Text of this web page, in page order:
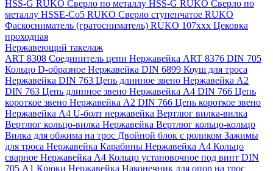
HSS-G RUKO Сверло по металлу HSS-G RUKO Сверло по
металлу HSSE-Co5 RUKO Сверло ступенчатое RUKO
Фаскосниматель (гратосниматель) RUKO 107xxx Цековка
проходная
Нержавеющий такелаж
ART 8308 Соединитель цепи Нержавейка ART 8376 DIN 705
Кольцо D-образное Нержавейка DIN 6899 Коуш для троса
Нержавейка DIN 763 Цепь длинное звено Нержавейка A2
DIN 763 Цепь длинное звено Нержавейка A4 DIN 766 Цепь
короткое звено Нержавейка A2 DIN 766 Цепь короткое звено
Нержавейка А4 U-болт нержавейка Вертлюг вилка-вилка
Вертлюг кольцо-вилка Нержавейка Вертлюг кольцо-кольцо
Вилка для обжима на трос Двойной блок с роликом Зажимы
для троса Нержавейка Карабины Нержавейка А4 Кольцо
сварное Нержавейка A4 Кольцо установочное под винт DIN
705 А1 Крюки Нержавейка Наконечник для опор на трос